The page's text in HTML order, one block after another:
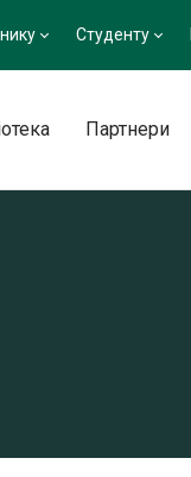
Студенту
Партнери